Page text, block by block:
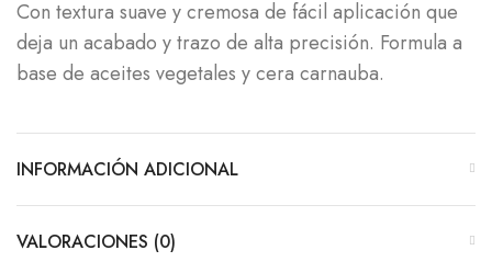
Con textura suave y cremosa de fácil aplicación que
deja un acabado y trazo de alta precisión. Formula a
base de aceites vegetales y cera carnauba.
INFORMACIÓN ADICIONAL
VALORACIONES (0)